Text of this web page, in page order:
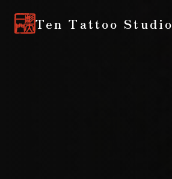
Ten Tattoo Studio